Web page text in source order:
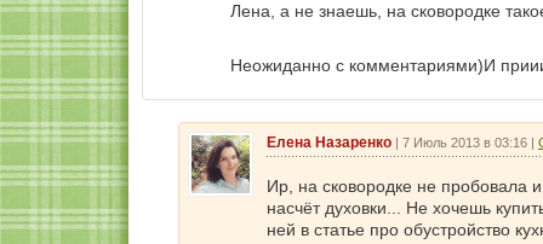
Лена, а не знаешь, на сковородке
Неожиданно с комментариями)И
Елена Назаренко | 7 Июль 2013 в 03:16 |
Ир, на сковородке не пробовала
насчёт духовки... Не хочешь
ней в статье про обустройство